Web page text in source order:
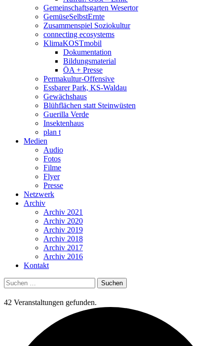
Gemeinschaftsgarten Wesertor
GemüseSelbstErnte
Zusammenspiel Soziokultur
connecting ecosystems
KlimaKOSTmobil
Dokumentation
Bildungsmaterial
ÖA + Presse
Permakultur-Offensive
Essbarer Park, KS-Waldau
Gewächshaus
Blühflächen statt Steinwüsten
Guerilla Verde
Insektenhaus
plan t
Medien
Audio
Fotos
Filme
Flyer
Presse
Netzwerk
Archiv
Archiv 2021
Archiv 2020
Archiv 2019
Archiv 2018
Archiv 2017
Archiv 2016
Kontakt
Suchen
nach:
42 Veranstaltungen gefunden.